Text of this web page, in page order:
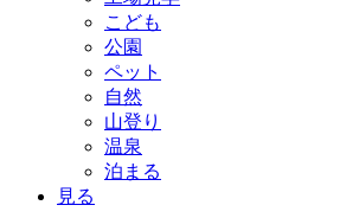
こども
公園
ペット
自然
山登り
温泉
泊まる
見る